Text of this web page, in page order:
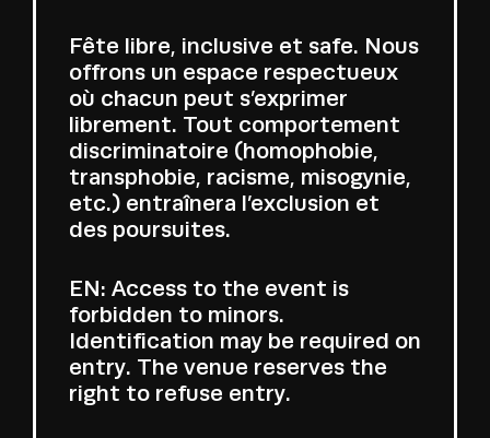
Fête libre, inclusive et safe. Nous
offrons un espace respectueux
où chacun peut s’exprimer
librement. Tout comportement
discriminatoire (homophobie,
transphobie, racisme, misogynie,
etc.) entraînera l’exclusion et
des poursuites.
EN: Access to the event is
forbidden to minors.
Identification may be required on
entry. The venue reserves the
right to refuse entry.